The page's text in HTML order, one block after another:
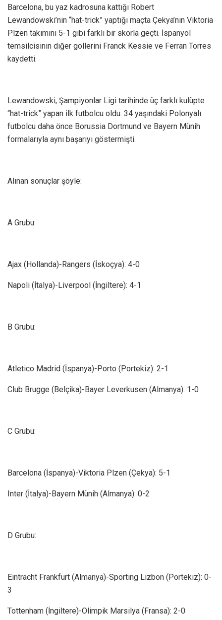
Barcelona, bu yaz kadrosuna kattığı Robert
Lewandowski’nin “hat-trick” yaptığı maçta Çekya’nın Viktoria
Plzen takımını 5-1 gibi farklı bir skorla geçti. İspanyol
temsilcisinin diğer gollerini Franck Kessie ve Ferran Torres
kaydetti.
Lewandowski, Şampiyonlar Ligi tarihinde üç farklı kulüpte
“hat-trick” yapan ilk futbolcu oldu. 34 yaşındaki Polonyalı
futbolcu daha önce Borussia Dortmund ve Bayern Münih
formalarıyla aynı başarıyı göstermişti.
Alınan sonuçlar şöyle:
A Grubu:
Ajax (Hollanda)-Rangers (İskoçya): 4-0
Napoli (İtalya)-Liverpool (İngiltere): 4-1
B Grubu:
Atletico Madrid (İspanya)-Porto (Portekiz): 2-1
Club Brugge (Belçika)-Bayer Leverkusen (Almanya): 1-0
C Grubu:
Barcelona (İspanya)-Viktoria Plzen (Çekya): 5-1
Inter (İtalya)-Bayern Münih (Almanya): 0-2
D Grubu:
Eintracht Frankfurt (Almanya)-Sporting Lizbon (Portekiz): 0-
3
Tottenham (İngiltere)-Olimpik Marsilya (Fransa): 2-0